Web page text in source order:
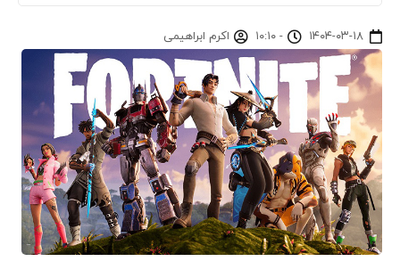
۱۴۰۴-۰۳-۱۸ - ۱۰:۱۰ اکرم ابراهیمی